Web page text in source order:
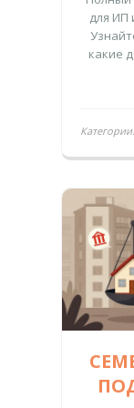
для ИП
какие